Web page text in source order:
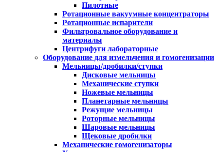
Пилотные
Ротационные вакуумные концентраторы
Ротационные испарители
Фильтровальное оборудование и
материалы
Центрифуги лабораторные
Оборудование для измельчения и гомогенизации
Мельницы/дробилки/ступки
Дисковые мельницы
Механические ступки
Ножевые мельницы
Планетарные мельницы
Режущие мельницы
Роторные мельницы
Шаровые мельницы
Щековые дробилки
Механические гомогенизаторы